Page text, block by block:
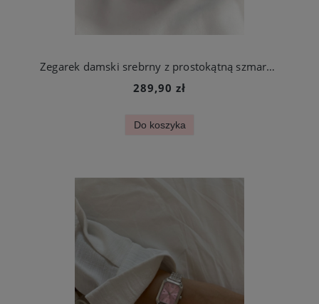
Zegarek damski srebrny z prostokątną szmaragdową tarczą stal chirurgiczna
289,90 zł
Do koszyka